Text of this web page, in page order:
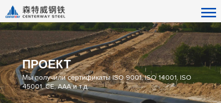
ПРОЕКТ
Мы получили сертификаты ISO 9001, ISO 14001, ISO
45001, CE, AAA и т.д.